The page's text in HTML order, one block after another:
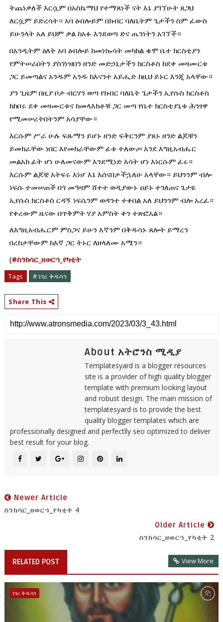
ትጨነቃለች እርሷም በአስኬማህ የተማጸነች ናት እኔ ያገኘሁት ጸጋህ
ለርሷም ይድረሳት። አባ ዕብሎይም በክብር ባለቤትም ጌታችን ስም ፈውስ
ይሁንላት አለ ይህም ቃል ከአፉ እንደወጣ ድና ጤንነትን አገኘች።
በአንዲትም ዕለት አባ ዕብሎይ ከመነኰሳት መካከል ቁሞ ቤተ ክርስቲያን
የምትሠራበትን ያስገነዝበን ዘንድ መድኃኒታችን ክርስቶስ ከደቀ መዛሙርቱ
ጋር ይመጣልና አንዱም አንዱ ከእናንተ አይሒድ ከዚህ ይኑር እንጂ አላቸው።
ያን ጊዜም በዚያ ቦታ ብርሃን ወጣ የክብር ባለቤት ጌታችን ኢየሱስ ክርስቶስ
ከከበሩ ደቀ መዛሙርቱና ከመላእክቶቹ ጋር መጣ የቤተ ክርስቲያኒቱ ሕንፃዋ
የሚመሠረትበትንም አሳያቸው።
እርሱም ሥራ ሁሉ ፍጹማን ይሆኑ ዘንድ ፍቅርንም ያጸኑ ዘንድ ልጆቹን
ይመክራቸው ነበር እየመከራቸውም ፊቱ ተለውጦ እንደ እግዚአብሔር
መልአክ ፊት ሆነ ሁለመናውም እንደሚነድ እሳት ሆነ እነርሱም ፈሩ።
እርሱም ልጆቼ አትፍሩ እነሆ እኔ እሰናበታችኋለሁ አላቸው። ይህንንም ብሎ
ነፍሱ ተመሠጠች በጎ መዓዛም ሸተተ ወዲያውኑ ዐይኑ ተገለጠና ጌታዬ
ኢየሱስ ክርስቶስ ርዳኝ ነፍሴንም ወዳንተ ተቀበል አለ ይህንንም ብሎ አረፈ።
የቀረውም ዜናው በጥቅምት ሃያ አምስት ቀን ተጽፎአል።
ለእግዚአብሔርም ምስጋና ይሁን እኛንም በቅዱሳኑ ጸሎት ይማረን
በረከታቸውም ከእኛ ጋር ትኑር ለዘላለሙ አሜን።
(#ስንክሳር_ዘወርኀ_የካቲት
Tags # ነገረ ቅዱሳን
Share This
About አትሮንስ ሚዲያ
Templatesyard is a blogger resources
site is a provider of high quality blogger
template with premium looking layout
and robust design. The main mission of
templatesyard is to provide the best
quality blogger templates which are
professionally designed and perfectlly seo optimized to deliver
best result for your blog.
Newer Article
ስንክሳር_ዘወርኀ_የካቲት 4
Older Article
ስንክሳር_ዘወርኀ_የካቲት 2
RELATED POST View More
ነገረ ቅዱሳን